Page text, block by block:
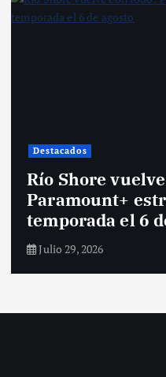
Destacados
Río Shore
Paramount+
temporada el 6
Julio 29, 2026